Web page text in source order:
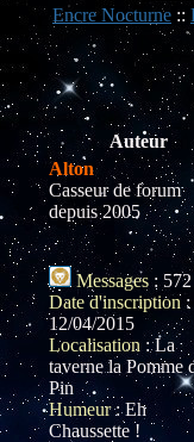
Encre Nocturne ::
Auteur
Alton
Casseur de forum
depuis 2005
Messages : 572
Date d'inscription:
12/04/2015
Localisation :La
taverne la Pomme
Pin
Humeur:Eh
Chaussette !